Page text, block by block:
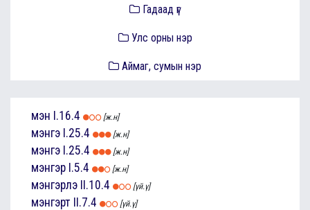
Гадаад үг
Улс орны нэр
Аймаг, сумын нэр
мэн I.16.4 [ж.н]
мэнгэ I.25.4 [ж.н]
мэнгэ I.25.4 [ж.н]
мэнгэр I.5.4 [ж.н]
мэнгэрлэ II.10.4 [үй.ү]
мэнгэрт II.7.4 [үй.ү]